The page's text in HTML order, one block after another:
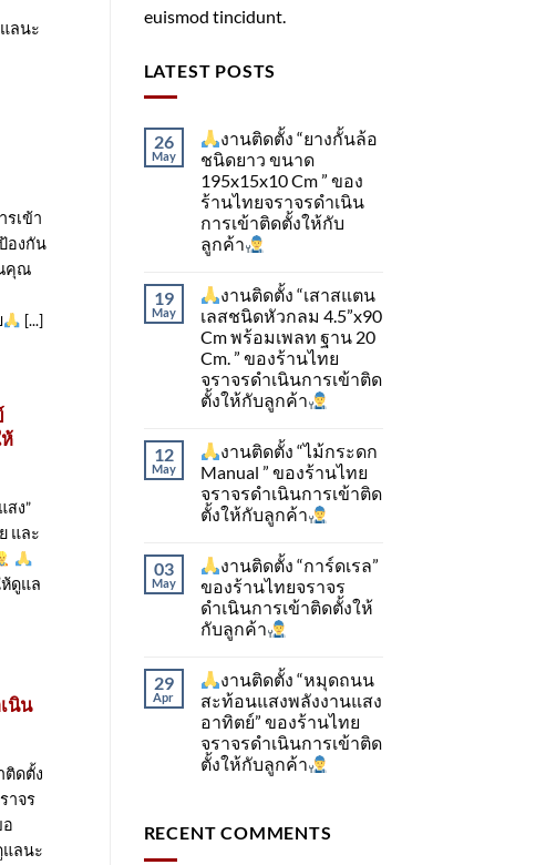
ลนะ
รเข้า
องกัน
คุณ
[...]
สง”
และ
ดูแล
นิน
ติดตั้ง​
าจร
อ
แลนะ
euismod tincidunt.
LATEST POSTS
26
May
งานติดตั้ง “ยางกั้นล้อ
ชนิดยาว ขนาด
195x15x10 Cm ” ของ
ร้านไทยจราจรดำเนิน
การเข้าติดตั้ง​ให้กับ
ลูกค้า
19
May
งานติดตั้ง “เสาสแตน
เลสชนิดหัวกลม 4.5”x90
Cm พร้อมเพลท ฐาน 20
Cm. ” ของร้านไทย
จราจรดำเนินการเข้าติด
ตั้ง​ให้กับลูกค้า
12
May
งานติดตั้ง “ไม้กระดก
Manual ” ของร้านไทย
จราจรดำเนินการเข้าติด
ตั้ง​ให้กับลูกค้า
03
May
งานติดตั้ง “การ์ดเรล”
ของร้านไทยจราจร
ดำเนินการเข้าติดตั้ง​ให้
กับลูกค้า
29
Apr
งานติดตั้ง “หมุดถนน
สะท้อนแสงพลังงานแสง
อาทิตย์” ของร้านไทย
จราจรดำเนินการเข้าติด
ตั้ง​ให้กับลูกค้า
RECENT COMMENTS